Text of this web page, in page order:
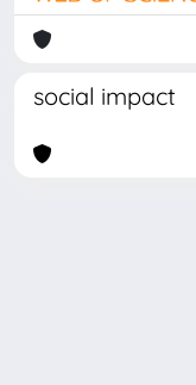
social impact